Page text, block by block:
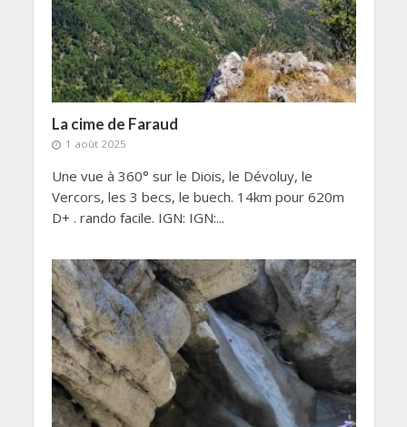
La cime de Faraud
1 août 2025
Une vue à 360° sur le Diois, le Dévoluy, le
Vercors, les 3 becs, le buech. 14km pour 620m
D+ . rando facile. IGN: IGN:...